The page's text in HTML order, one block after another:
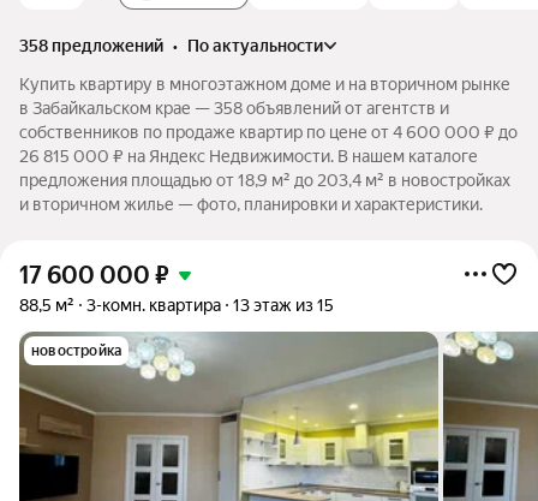
358 предложений •
по актуальности
Купить квартиру в многоэтажном доме и на вторичном рынке
в Забайкальском крае — 358 объявлений от агентств и
собственников по продаже квартир по цене от 4 600 000 ₽ до
26 815 000 ₽ на Яндекс Недвижимости. В нашем каталоге
предложения площадью от 18,9 м² до 203,4 м² в новостройках
и вторичном жилье — фото, планировки и характеристики.
17 600 000 ₽
88,5 м² 3-комн. квартира 13 этаж из 15
новостройка